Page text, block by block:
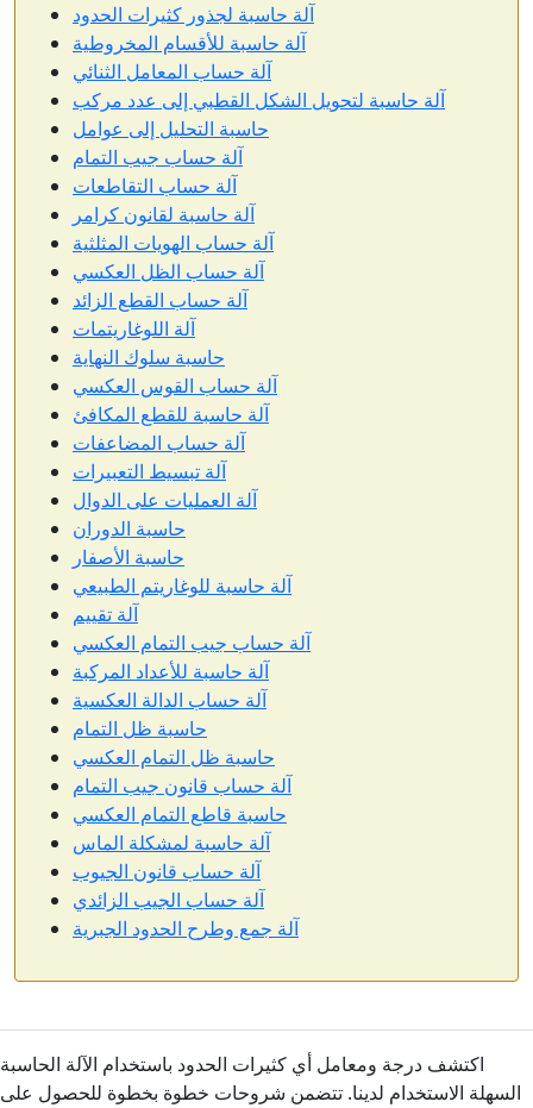
آلة حاسبة لجذور كثيرات الحدود
آلة حاسبة للأقسام المخروطية
آلة حساب المعامل الثنائي
آلة حاسبة لتحويل الشكل القطبي إلى عدد مركب
حاسبة التحليل إلى عوامل
آلة حساب جيب التمام
آلة حساب التقاطعات
آلة حاسبة لقانون كرامر
آلة حساب الهويات المثلثية
آلة حساب الظل العكسي
آلة حساب القطع الزائد
آلة اللوغاريتمات
حاسبة سلوك النهاية
آلة حساب القوس العكسي
آلة حاسبة للقطع المكافئ
آلة حساب المضاعفات
آلة تبسيط التعبيرات
آلة العمليات على الدوال
حاسبة الدوران
حاسبة الأصفار
آلة حاسبة للوغاريتم الطبيعي
آلة تقييم
آلة حساب جيب التمام العكسي
آلة حاسبة للأعداد المركبة
آلة حساب الدالة العكسية
حاسبة ظل التمام
حاسبة ظل التمام العكسي
آلة حساب قانون جيب التمام
حاسبة قاطع التمام العكسي
آلة حاسبة لمشكلة الماس
آلة حساب قانون الجيوب
آلة حساب الجيب الزائدي
آلة جمع وطرح الحدود الجبرية
اكتشف درجة ومعامل أي كثيرات الحدود باستخدام الآلة الحاسبة
السهلة الاستخدام لدينا. تتضمن شروحات خطوة بخطوة للحصول على